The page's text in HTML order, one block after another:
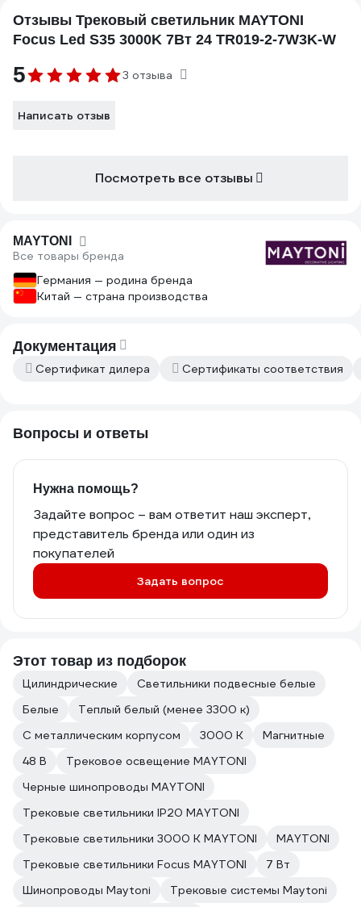
Отзывы Трековый светильник MAYTONI
Focus Led S35 3000K 7Вт 24 TR019-2-7W3K-W
5 3 отзыва
Написать отзыв
Посмотреть все отзывы
MAYTONI
Все товары бренда
Германия — родина бренда
Китай — страна производства
Документация
Сертификат дилера Сертификаты соответствия
Вопросы и ответы
Нужна помощь?
Задайте вопрос – вам ответит наш эксперт,
представитель бренда или один из
покупателей
Задать вопрос
Этот товар из подборок
Цилиндрические
Светильники подвесные белые
Белые
Теплый белый (менее 3300 к)
С металлическим корпусом
3000 К
Магнитные
48 В
Трековое освещение MAYTONI
Черные шинопроводы MAYTONI
Трековые светильники IP20 MAYTONI
Трековые светильники 3000 К MAYTONI
MAYTONI
Трековые светильники Focus MAYTONI
7 Вт
Шинопроводы Maytoni
Трековые системы Maytoni